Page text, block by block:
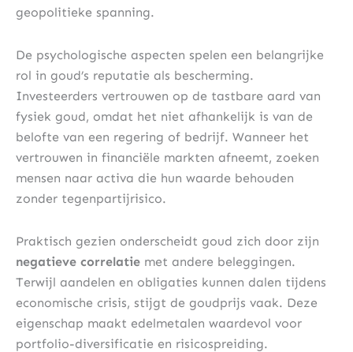
geopolitieke spanning.
De psychologische aspecten spelen een belangrijke
rol in goud’s reputatie als bescherming.
Investeerders vertrouwen op de tastbare aard van
fysiek goud, omdat het niet afhankelijk is van de
belofte van een regering of bedrijf. Wanneer het
vertrouwen in financiële markten afneemt, zoeken
mensen naar activa die hun waarde behouden
zonder tegenpartijrisico.
Praktisch gezien onderscheidt goud zich door zijn
negatieve correlatie met andere beleggingen.
Terwijl aandelen en obligaties kunnen dalen tijdens
economische crisis, stijgt de goudprijs vaak. Deze
eigenschap maakt edelmetalen waardevol voor
portfolio-diversificatie en risicospreiding.